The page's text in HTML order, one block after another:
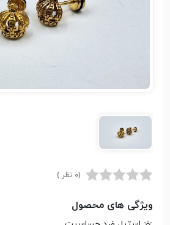
(0 نظر )
ویژگی های محصول